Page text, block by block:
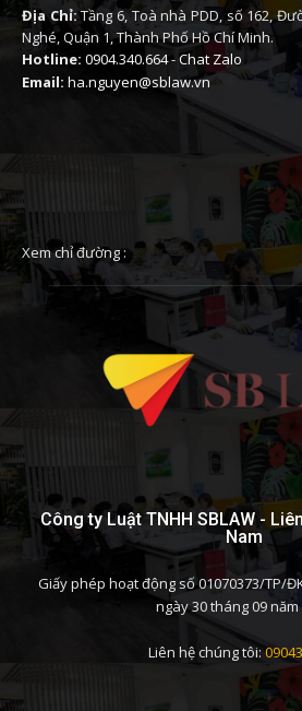
Địa Chỉ:Tầng 6, Toà nhà PDD, số 162,
Nghé, Quận 1, Thành Phố Hồ Chí Minh.
Hotline: 0904.340.664-Chat Zalo
Email: ha.nguyen@sblaw.vn
Xem chỉ đường :
Công ty Luật TNHH SBLAW -
Nam
Giấy phép hoạt động số 01070373/TP/
ngày 30 tháng 09 năm
Liên hệ chúng tôi: